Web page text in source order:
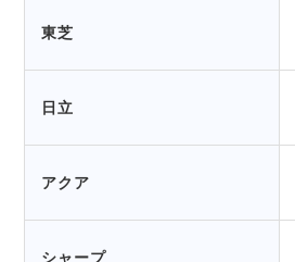
東芝
日立
アクア
シャープ